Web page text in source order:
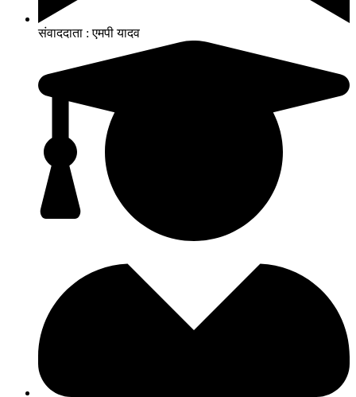
संवाददाता : एमपी यादव